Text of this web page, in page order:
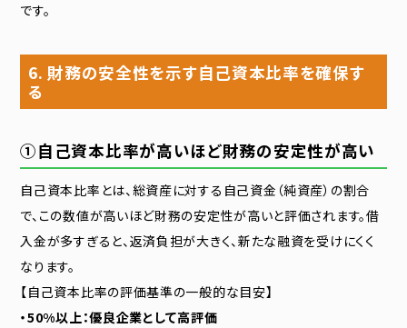
です。
6. 財務の安全性を示す自己資本比率を確保す
る
①自己資本比率が高いほど財務の安定性が高い
自己資本比率とは、総資産に対する自己資金（純資産）の割合
で、この数値が高いほど財務の安定性が高いと評価されます。借
入金が多すぎると、返済負担が大きく、新たな融資を受けにくく
なります。
【自己資本比率の評価基準の一般的な目安】
・50%以上：優良企業として高評価